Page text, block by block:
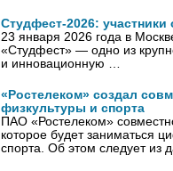
Студфест-2026:
23 января 2026 года в
«Студфест» — одно из
и инновационную …
«Ростелеком» создал
физкультуры и спорта
ПАО «Ростелеком»
которое будет заниматься
спорта. Об этом следует из